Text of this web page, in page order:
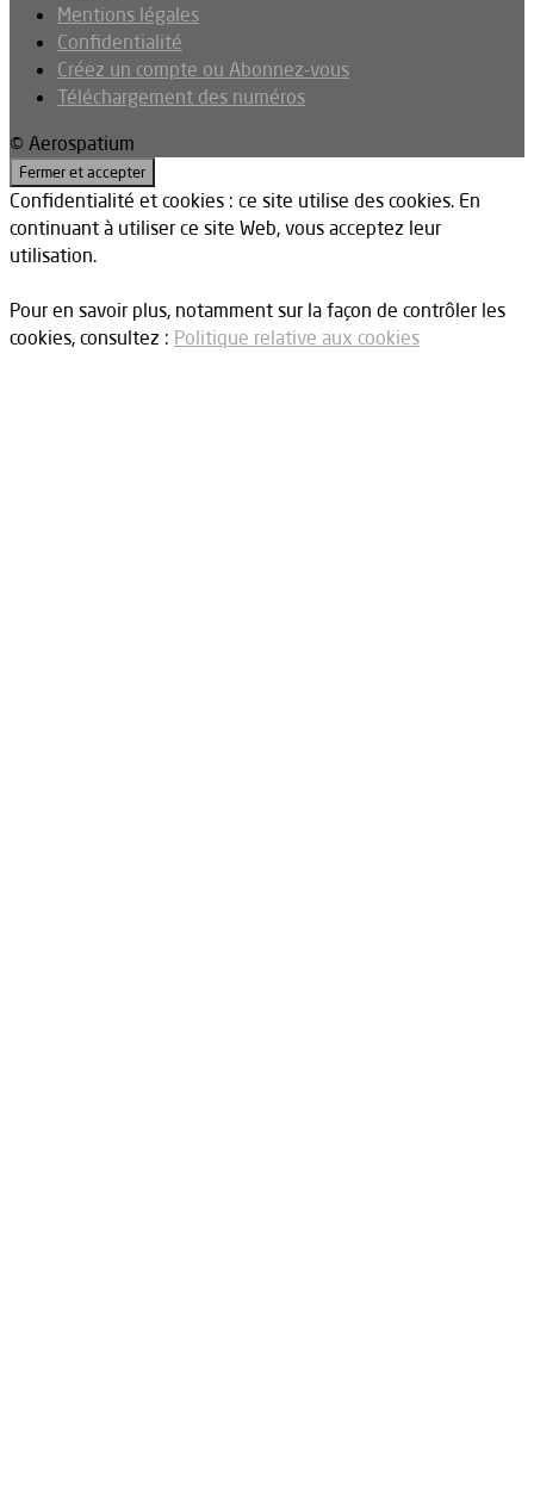
Mentions légales
Confidentialité
Créez un compte ou Abonnez-vous
Téléchargement des numéros
© Aerospatium
Confidentialité et cookies : ce site utilise des cookies. En
continuant à utiliser ce site Web, vous acceptez leur
utilisation.
Pour en savoir plus, notamment sur la façon de contrôler les
cookies, consultez : Politique relative aux cookies